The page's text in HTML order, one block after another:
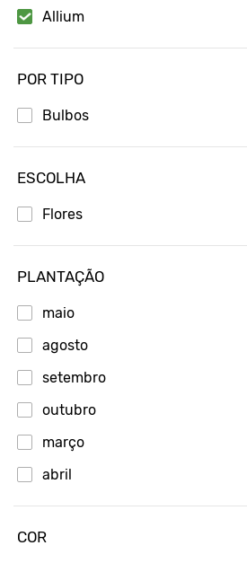
Allium
POR TIPO
Bulbos
ESCOLHA
Flores
PLANTAÇÃO
maio
agosto
setembro
outubro
março
abril
COR